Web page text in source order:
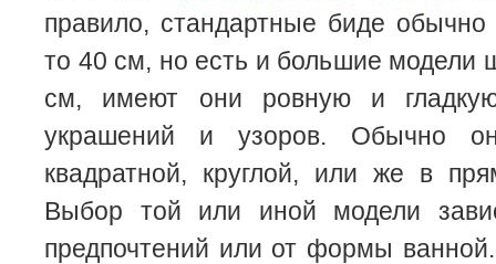
правило, стандартные биде
то 40 см, но есть и большие модели
см, имеют они ровную и
украшений и узоров. Обычно
квадратной, круглой, или же в
Выбор той или иной модели
предпочтений или от формы